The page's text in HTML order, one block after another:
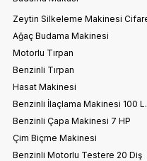
Zeytin Silkeleme Makinesi
Ağaç Budama Makinesi
Motorlu Tırpan
Benzinli Tırpan
Hasat Makinesi
Benzinli İlaçlama Makinesi 100 L.
Benzinli Çapa Makinesi 7 HP
Çim Biçme Makinesi
Benzinli Motorlu Testere 20 Diş